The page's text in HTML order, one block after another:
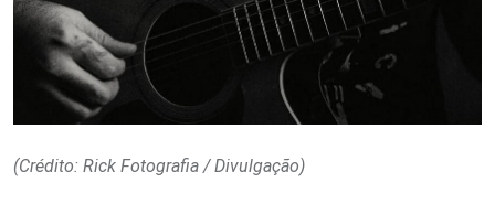
(Crédito: Rick Fotografia / Divulgação)